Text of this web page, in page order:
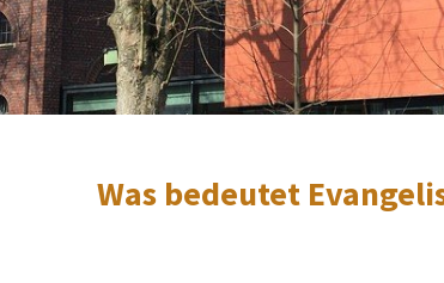
Was bedeutet